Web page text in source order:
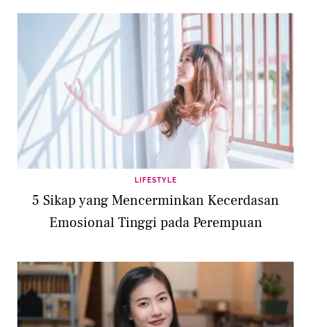
LIFESTYLE
5 Sikap yang Mencerminkan Kecerdasan
Emosional Tinggi pada Perempuan